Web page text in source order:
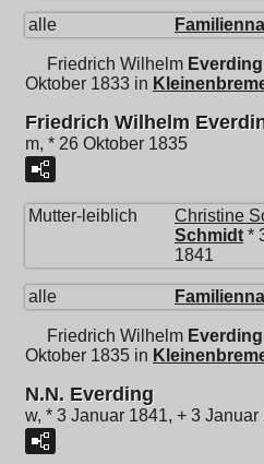
alle
Friedrich Wilhelm Everding
Oktober 1833 in
Friedrich Wilhelm
m, * 26 Oktober 1835
Mutter-leiblich
Christine
Schmidt *
1841
alle
Friedrich Wilhelm Everding
Oktober 1835 in
N.N. Everding
w, * 3 Januar 1841, + 3 Januar